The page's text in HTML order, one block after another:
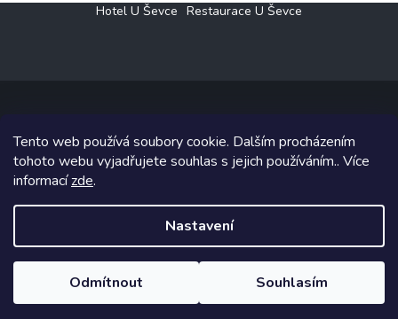
Tento web používá soubory cookie. Dalším procházením
tohoto webu vyjadřujete souhlas s jejich používáním.. Více
informacízde.
Nastavení
Odmítnout Souhlasím
Hotel U Ševce Restaurace U Ševce
Copyright 2026Elektro Klesný s.r.o.. Všechna práva vyhrazena.
Grafický návrh vytvořil a na Shoptet implementoval
Shoptetak.cz.
Vytvořil Shoptet